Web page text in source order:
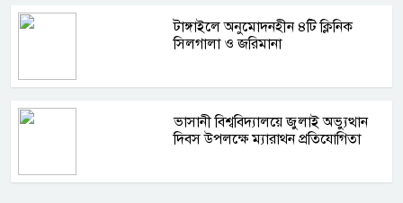
টাঙ্গাইলে অনুমোদনহীন ৪টি ক্লিনিক
সিলগালা ও জরিমানা
ভাসানী বিশ্ববিদ্যালয়ে জুলাই অভ্যুত্থান
দিবস উপলক্ষে ম্যারাথন প্রতিযোগিতা